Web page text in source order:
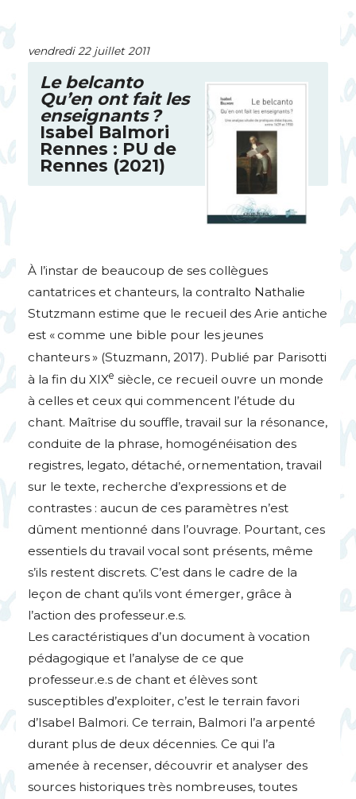
vendredi 22 juillet 2011
Le belcanto
Qu’en ont fait les
enseignants ?
Isabel Balmori
Rennes : PU de
Rennes (2021)
À l’instar de beaucoup de ses collègues
cantatrices et chanteurs, la contralto Nathalie
Stutzmann estime que le recueil des Arie antiche
est « comme une bible pour les jeunes
chanteurs» (Stuzmann, 2017). Publié par Parisotti
à la fin du XIXe siècle, ce recueil ouvre un monde
à celles et ceux qui commencent l’étude du
chant. Maîtrise du souffle, travail sur la résonance,
conduite de la phrase, homogénéisation des
registres, legato, détaché, ornementation, travail
sur le texte, recherche d’expressions et de
contrastes : aucun de ces paramètres n’est
dûment mentionné dans l’ouvrage. Pourtant, ces
essentiels du travail vocal sont présents, même
s’ils restent discrets. C’est dans le cadre de la
leçon de chant qu’ils vont émerger, grâce à
l’action des professeur.e.s.
Les caractéristiques d’un document à vocation
pédagogique et l’analyse de ce que
professeur.e.s de chant et élèves sont
susceptibles d’exploiter, c’est le terrain favori
d’Isabel Balmori. Ce terrain, Balmori l’a arpenté
durant plus de deux décennies. Ce qui l’a
amenée à recenser, découvrir et analyser des
sources historiques très nombreuses, toutes